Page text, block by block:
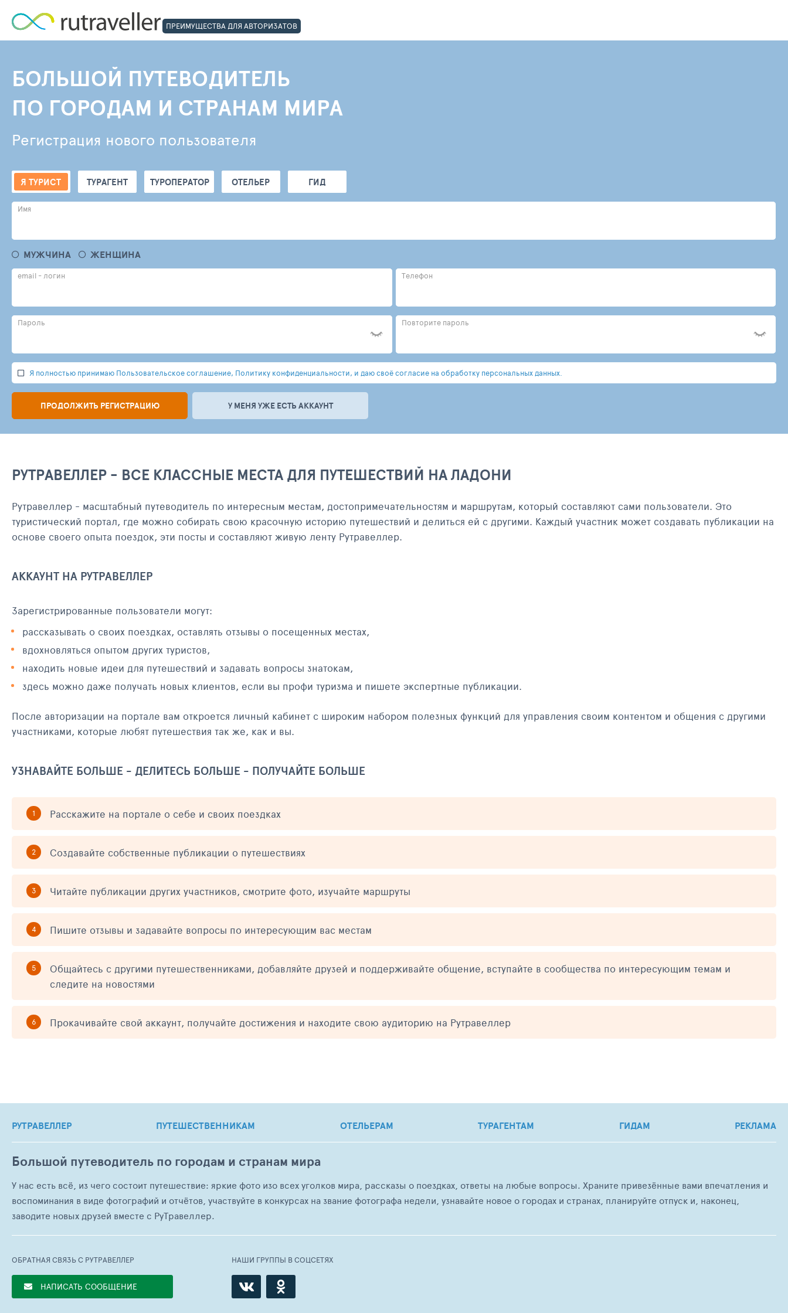
ПРЕИМУЩЕСТВА ДЛЯ АВТОРИЗАТОВ
БОЛЬШОЙ ПУТЕВОДИТЕЛЬ
ПО ГОРОДАМ И СТРАНАМ МИРА
Регистрация нового пользователя
Я ТУРИСТ ТУРАГЕНТ ТУРОПЕРАТОР ОТЕЛЬЕР ГИД
Имя
МУЖЧИНА ЖЕНЩИНА
email - логин Телефон
Пароль Повторите пароль
Я полностью принимаю Пользовательское соглашение, Политику конфиденциальности, и даю своё согласие на обработку персональных данных.
ПРОДОЛЖИТЬ РЕГИСТРАЦИЮ У МЕНЯ УЖЕ ЕСТЬ АККАУНТ
РУТРАВЕЛЛЕР - ВСЕ КЛАССНЫЕ МЕСТА ДЛЯ ПУТЕШЕСТВИЙ НА ЛАДОНИ
Рутравеллер - масштабный путеводитель по интересным местам, достопримечательностям и маршрутам, который составляют сами пользователи. Это
туристический портал, где можно собирать свою красочную историю путешествий и делиться ей с другими. Каждый участник может создавать публикации на
основе своего опыта поездок, эти посты и составляют живую ленту Рутравеллер.
АККАУНТ НА РУТРАВЕЛЛЕР
Зарегистрированные пользователи могут:
рассказывать о своих поездках, оставлять отзывы о посещенных местах,
вдохновляться опытом других туристов,
находить новые идеи для путешествий и задавать вопросы знатокам,
здесь можно даже получать новых клиентов, если вы профи туризма и пишете экспертные публикации.
После авторизации на портале вам откроется личный кабинет с широким набором полезных функций для управления своим контентом и общения с другими
участниками, которые любят путешествия так же, как и вы.
УЗНАВАЙТЕ БОЛЬШЕ - ДЕЛИТЕСЬ БОЛЬШЕ - ПОЛУЧАЙТЕ БОЛЬШЕ
Расскажите на портале о себе и своих поездках
Создавайте собственные публикации о путешествиях
Читайте публикации других участников, смотрите фото, изучайте маршруты
Пишите отзывы и задавайте вопросы по интересующим вас местам
Общайтесь с другими путешественниками, добавляйте друзей и поддерживайте общение, вступайте в сообщества по интересующим темам и
следите на новостями
Прокачивайте свой аккаунт, получайте достижения и находите свою аудиторию на Рутравеллер
РУТРАВЕЛЛЕР ПУТЕШЕСТВЕННИКАМ ОТЕЛЬЕРАМ ТУРАГЕНТАМ ГИДАМ РЕКЛАМА
Большой путеводитель по городам и странам мира
У нас есть всё, из чего состоит путешествие: яркие фото изо всех уголков мира, рассказы о поездках, ответы на любые вопросы. Храните привезённые вами впечатления и
воспоминания в виде фотографий и отчётов, участвуйте в конкурсах на звание фотографа недели, узнавайте новое о городах и странах, планируйте отпуск и, наконец,
заводите новых друзей вместе с РуТравеллер.
ОБРАТНАЯ СВЯЗЬ С РУТРАВЕЛЛЕР
НАПИСАТЬ СООБЩЕНИЕ
НАШИ ГРУППЫ В СОЦСЕТЯХ